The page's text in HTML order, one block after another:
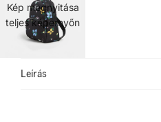
Kép megnyitása
teljes képernyőn
Leírás